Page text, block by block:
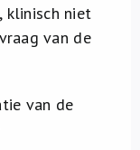
klinisch niet
van de
van de